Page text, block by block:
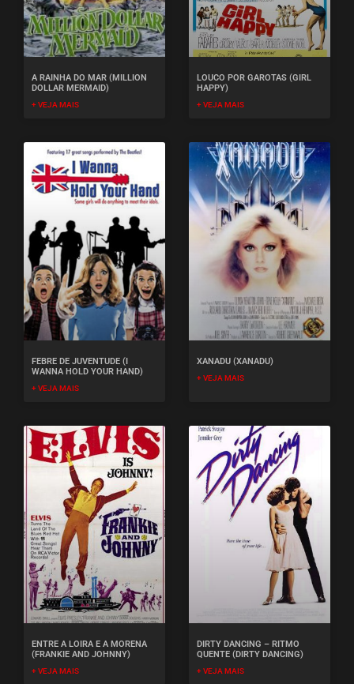
A RAINHA DO MAR (MILLION
DOLLAR MERMAID)
+ VEJA MAIS
LOUCO POR GAROTAS (GIRL
HAPPY)
+ VEJA MAIS
FEBRE DE JUVENTUDE (I
WANNA HOLD YOUR HAND)
+ VEJA MAIS
XANADU (XANADU)
+ VEJA MAIS
ENTRE A LOIRA E A MORENA
(FRANKIE AND JOHNNY)
+ VEJA MAIS
DIRTY DANCING – RITMO
QUENTE (DIRTY DANCING)
+ VEJA MAIS